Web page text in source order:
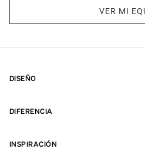
VER MI
DISEÑO
DIFERENCIA
INSPIRACIÓN